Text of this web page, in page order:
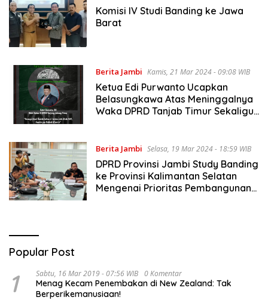
Komisi IV Studi Banding ke Jawa
Barat
Berita Jambi Kamis, 21 Mar 2024 - 09:08 WIB
Ketua Edi Purwanto Ucapkan
Belasungkawa Atas Meninggalnya
Waka DPRD Tanjab Timur Sekaligus
Berita Jambi Selasa, 19 Mar 2024 - 18:59 WIB
DPRD Provinsi Jambi Study Banding
ke Provinsi Kalimantan Selatan
Mengenai Prioritas Pembangunan
Popular Post
1 Sabtu, 16 Mar 2019 - 07:56 WIB 0 Komentar
Menag Kecam Penembakan di New Zealand: Tak
Berperikemanusiaan!